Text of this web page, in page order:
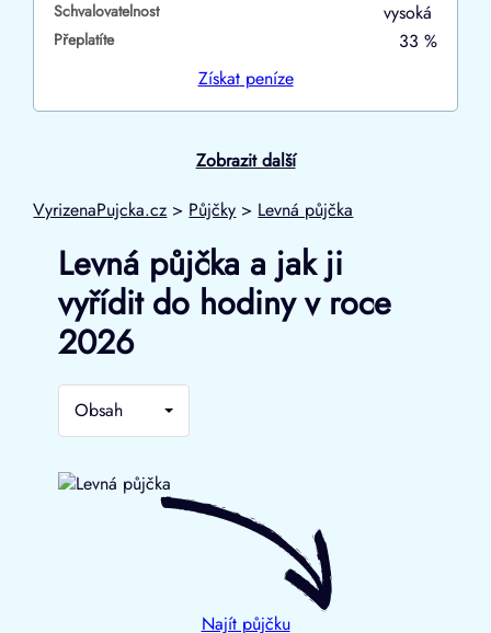
Schvalovatelnost vysoká
Přeplatíte
33 %
Získatpeníze
Zobrazit další
VyrizenaPujcka.cz > Půjčky > Levná půjčka
Levná půjčka a jak ji
vyřídit do hodiny v roce
2026
Obsah
Najít půjčku